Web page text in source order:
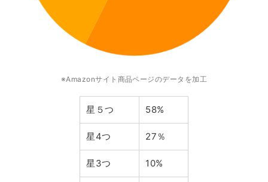
※Amazonサイト商品ページのデータを加工
星５つ 58%
星4つ 27％
星3つ 10%